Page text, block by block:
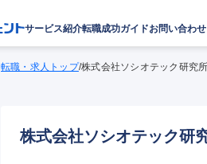
サービス紹介転職成功ガイドお問い合わせ
転職・求人トップ/株式会社ソシオテック研究所
株式会社ソシオテック研